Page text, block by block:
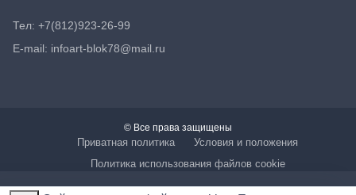
Тел: +7(812)923-26-99
E-mail: infoart-blok78@mail.ru
© Все права защищены
Приватная политика
Условия и положения
Политика использования файлов cookie